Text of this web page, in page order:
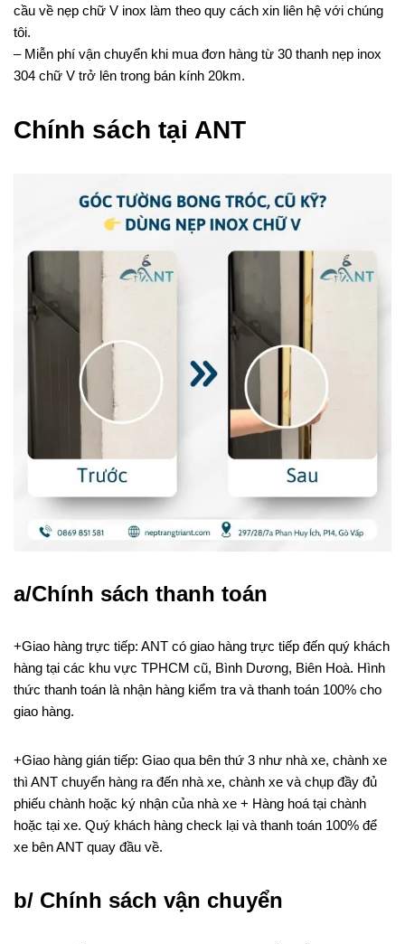
cầu về nẹp chữ V inox làm theo quy cách xin liên hệ với chúng
tôi.
– Miễn phí vận chuyển khi mua đơn hàng từ 30 thanh nẹp inox
304 chữ V trở lên trong bán kính 20km.
Chính sách tại ANT
a/Chính sách thanh toán
+Giao hàng trực tiếp: ANT có giao hàng trực tiếp đến quý khách
hàng tại các khu vực TPHCM cũ, Bình Dương, Biên Hoà. Hình
thức thanh toán là nhận hàng kiểm tra và thanh toán 100% cho
giao hàng.
+Giao hàng gián tiếp: Giao qua bên thứ 3 như nhà xe, chành xe
thì ANT chuyển hàng ra đến nhà xe, chành xe và chụp đầy đủ
phiếu chành hoặc ký nhận của nhà xe + Hàng hoá tại chành
hoặc tại xe. Quý khách hàng check lại và thanh toán 100% để
xe bên ANT quay đầu về.
b/ Chính sách vận chuyển